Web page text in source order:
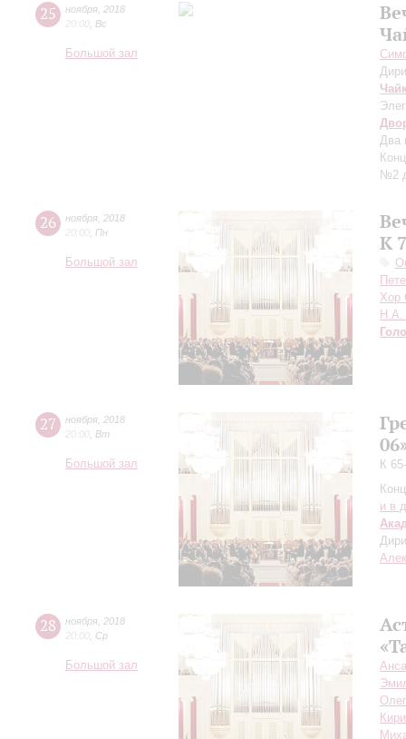
25 ноября 2018
20:00 Вс
Большой зал
Два
№2
26 ноября 2018
20:00 Пн
Большой зал
К
Хор
Н.А.
27 ноября 2018
20:00 Вт
Большой зал
К
и в
28 ноября 2018
20:00 Ср
Большой зал